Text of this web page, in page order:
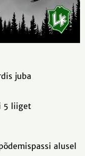
juba
5 liiget
alusel